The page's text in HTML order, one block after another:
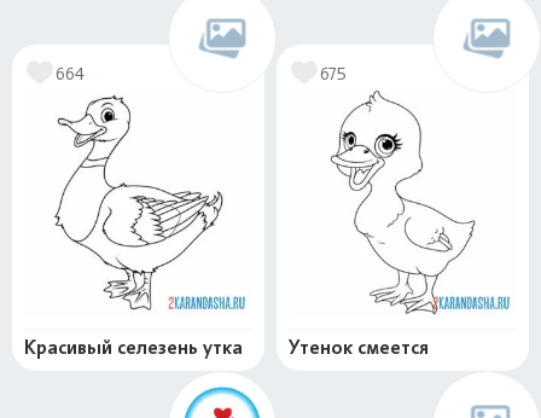
664
Красивый селезень утка
675
Утенок смеется